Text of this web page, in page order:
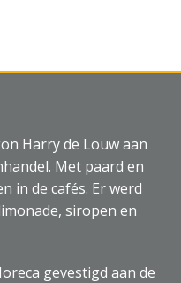
Harry de Louw aan
Met paard en
in de cafés. Er werd
siropen en
gevestigd aan de